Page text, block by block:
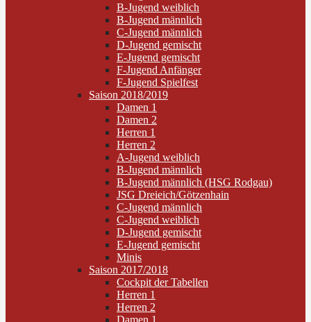
B-Jugend weiblich
B-Jugend männlich
C-Jugend männlich
D-Jugend gemischt
E-Jugend gemischt
F-Jugend Anfänger
F-Jugend Spielfest
Saison 2018/2019
Damen 1
Damen 2
Herren 1
Herren 2
A-Jugend weiblich
B-Jugend männlich
B-Jugend männlich (HSG Rodgau)
JSG Dreieich/Götzenhain
C-Jugend männlich
C-Jugend weiblich
D-Jugend gemischt
E-Jugend gemischt
Minis
Saison 2017/2018
Cockpit der Tabellen
Herren 1
Herren 2
Damen 1